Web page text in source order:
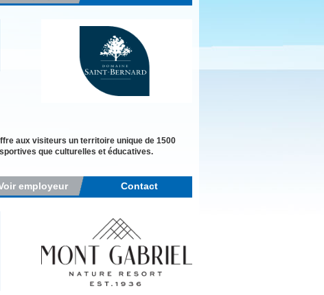
aux visiteurs un territoire unique de 1500
que culturelles et éducatives.
employeur Contact